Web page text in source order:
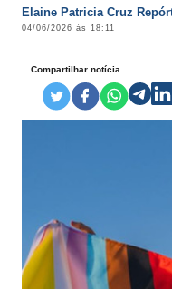
Elaine Patricia Cruz
04/06/2026 às 18:11
Compartilhar notícia